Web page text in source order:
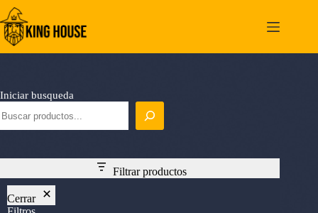
Saltar
al
contenido
Iniciar busqueda
Filtrar productos
Cerrar